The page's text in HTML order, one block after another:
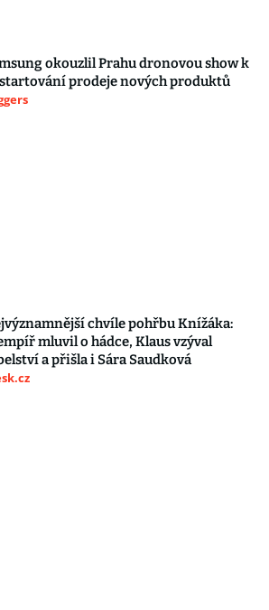
okouzlil Prahu dronovou show k
prodeje nových produktů
chvíle pohřbu Knížáka:
mluvil o hádce, Klaus vzýval
a přišla i Sára Saudková